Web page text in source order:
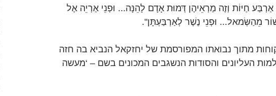
מתוך נבואתו המפורסמת של יחזקאל הנביא בה חזה
העליונים והסודות הנשגבים המכונים בשם – ‘מעשה